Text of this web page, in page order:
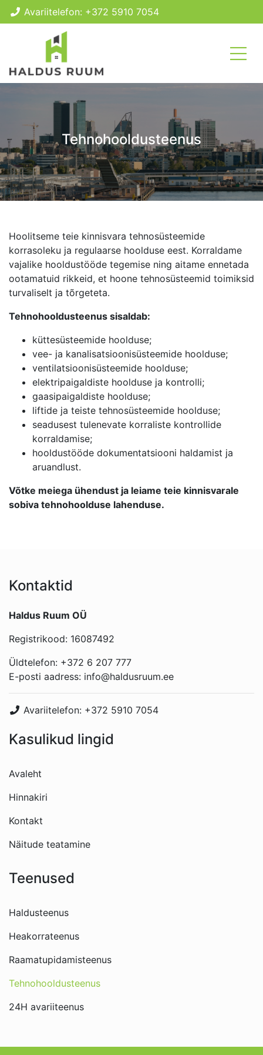
Avariitelefon: +372 5910 7054
Tehnohooldusteenus
Hoolitseme teie kinnisvara tehnosüsteemide
korrasoleku ja regulaarse hoolduse eest. Korraldame
vajalike hooldustööde tegemise ning aitame ennetada
ootamatuid rikkeid, et hoone tehnosüsteemid toimiksid
turvaliselt ja tõrgeteta.
Tehnohooldusteenus sisaldab:
küttesüsteemide hoolduse;
vee- ja kanalisatsioonisüsteemide hoolduse;
ventilatsioonisüsteemide hoolduse;
elektripaigaldiste hoolduse ja kontrolli;
gaasipaigaldiste hoolduse;
liftide ja teiste tehnosüsteemide hoolduse;
seadusest tulenevate korraliste kontrollide
korraldamise;
hooldustööde dokumentatsiooni haldamist ja
aruandlust.
Võtke meiega ühendust ja leiame teie kinnisvarale
sobiva tehnohoolduse lahenduse.
Kontaktid
Haldus Ruum OÜ
Registrikood: 16087492
Üldtelefon: +372 6 207 777
E-posti aadress: info@haldusruum.ee
Avariitelefon: +372 5910 7054
Kasulikud lingid
Avaleht
Hinnakiri
Kontakt
Näitude teatamine
Teenused
Haldusteenus
Heakorrateenus
Raamatupidamisteenus
Tehnohooldusteenus
24H avariiteenus